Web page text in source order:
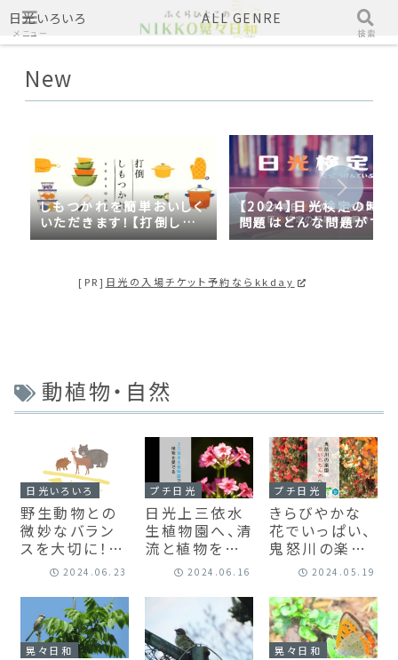
日光いろいろ ALL GENRE
New
しもつかれを簡単おいしく
いただきます！【打倒しも
つかれｓｅａｓｏｎ２】
【2024】日光検定の時事
問題はどんな問題がでる
の？2023年の時事問題
[PR] 日光の入場チケット予約ならkkday
動植物・自然
日光いろいろ
野生動物との
微妙なバラン
スを大切に！熊
対策や日光の
自然が学べる
スポットも紹介
2024.06.23
プチ日光
日光上三依水
生植物園へ、清
流と植物を愛
でに【プチ日
2024.06.16
プチ日光
きらびやかな
花でいっぱい、
鬼怒川の楽園・
花いちもんめ
へ【プチ日光】
2024.05.19
晃々日和 晃々日和
メニュー 検索